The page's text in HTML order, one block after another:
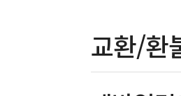
교환/환